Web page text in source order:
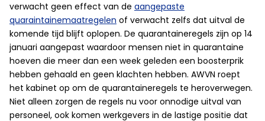
verwacht geen effect van de aangepaste
quaraintainemaatregelen of verwacht zelfs dat uitval de
komende tijd blijft oplopen. De quarantaineregels zijn op 14
januari aangepast waardoor mensen niet in quarantaine
hoeven die meer dan een week geleden een boosterprik
hebben gehaald en geen klachten hebben. AWVN roept
het kabinet op om de quarantaineregels te heroverwegen.
Niet alleen zorgen de regels nu voor onnodige uitval van
personeel, ook komen werkgevers in de lastige positie dat